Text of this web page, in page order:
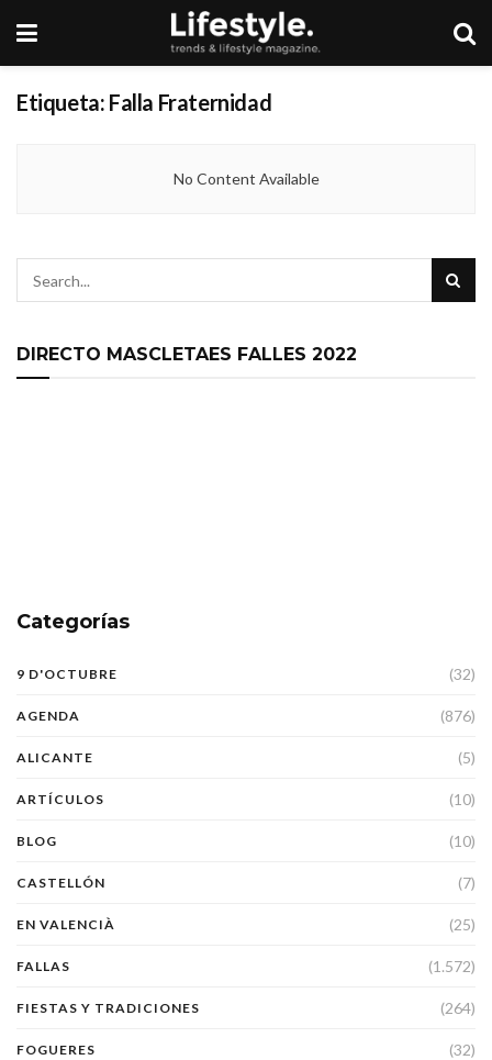
Etiqueta: Falla Fraternidad
No Content Available
DIRECTO MASCLETAES FALLES 2022
Categorías
9 D'OCTUBRE (32)
AGENDA (876)
ALICANTE (5)
ARTÍCULOS (10)
BLOG (10)
CASTELLÓN (7)
EN VALENCIÀ (25)
FALLAS (1.572)
FIESTAS Y TRADICIONES (264)
FOGUERES (32)